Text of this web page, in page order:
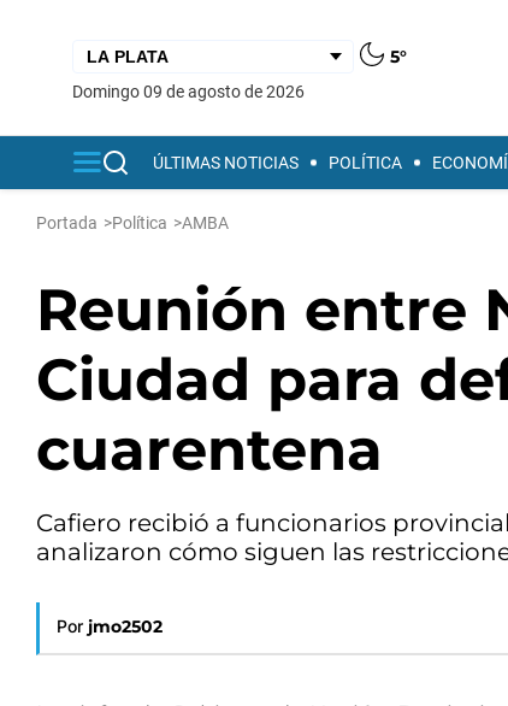
5°
domingo 09 de agosto de 2026
ÚLTIMAS NOTICIAS POLÍTICA
Portada >Política >AMBA
Reunión entre
Ciudad para
cuarentena
Cafiero recibió a funcionarios
analizaron cómo siguen las
Por jmo2502